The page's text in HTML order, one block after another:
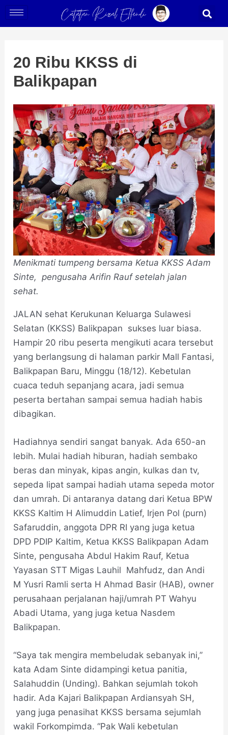
Skip
to
20 Ribu KKSS di
Balikpapan
Menikmati tumpeng bersama Ketua KKSS Adam
Sinte, pengusaha Arifin Rauf setelah jalan
sehat.
JALAN sehat Kerukunan Keluarga Sulawesi
Selatan (KKSS) Balikpapan sukses luar biasa.
Hampir 20 ribu peserta mengikuti acara tersebut
yang berlangsung di halaman parkir Mall Fantasi,
Balikpapan Baru, Minggu (18/12). Kebetulan
cuaca teduh sepanjang acara, jadi semua
peserta bertahan sampai semua hadiah habis
dibagikan.
Hadiahnya sendiri sangat banyak. Ada 650-an
lebih. Mulai hadiah hiburan, hadiah sembako
beras dan minyak, kipas angin, kulkas dan tv,
sepeda lipat sampai hadiah utama sepeda motor
dan umrah. Di antaranya datang dari Ketua BPW
KKSS Kaltim H Alimuddin Latief, Irjen Pol (purn)
Safaruddin, anggota DPR RI yang juga ketua
DPD PDIP Kaltim, Ketua KKSS Balikpapan Adam
Sinte, pengusaha Abdul Hakim Rauf, Ketua
Yayasan STT Migas Lauhil Mahfudz, dan Andi
M Yusri Ramli serta H Ahmad Basir (HAB), owner
perusahaan perjalanan haji/umrah PT Wahyu
Abadi Utama, yang juga ketua Nasdem
Balikpapan.
“Saya tak mengira membeludak sebanyak ini,”
kata Adam Sinte didampingi ketua panitia,
Salahuddin (Unding). Bahkan sejumlah tokoh
hadir. Ada Kajari Balikpapan Ardiansyah SH,
yang juga penasihat KKSS bersama sejumlah
wakil Forkompimda. “Pak Wali kebetulan
Post
navigation